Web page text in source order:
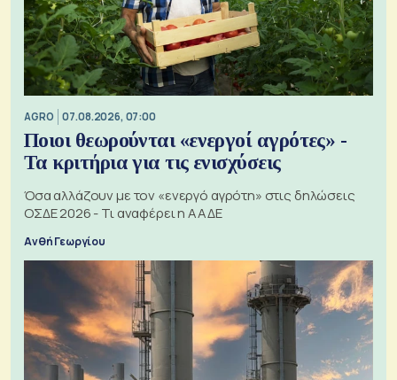
AGRO 07.08.2026, 07:00
Ποιοι θεωρούνται «ενεργοί αγρότες» -
Τα κριτήρια για τις ενισχύσεις
Όσα αλλάζουν με τον «ενεργό αγρότη» στις δηλώσεις
ΟΣΔΕ 2026 - Τι αναφέρει η ΑΑΔΕ
Ανθή Γεωργίου